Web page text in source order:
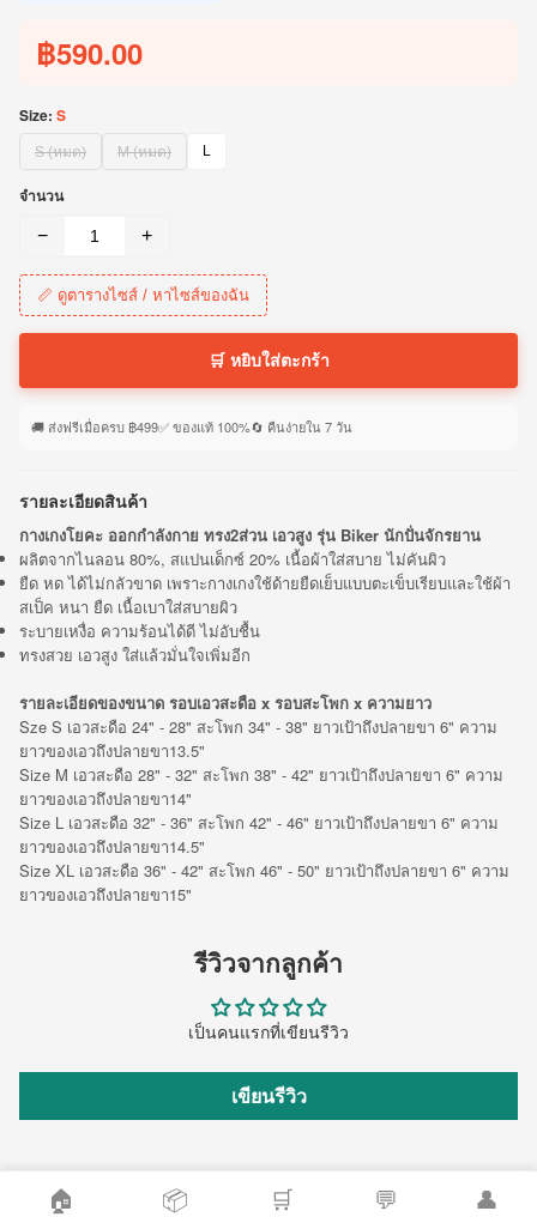
฿590.00
Size: S
S (หมด) M (หมด) L
จำนวน
− +
📏 ดูตารางไซส์ / หาไซส์ของฉัน
🛒 หยิบใส่ตะกร้า
🚚 ส่งฟรีเมื่อครบ ฿499✅ ของแท้ 100%🔄 คืนง่ายใน 7 วัน
รายละเอียดสินค้า
กางเกงโยคะ ออกกำลังกาย ทรง2ส่วน เอวสูง รุ่น Biker นักปั่นจักรยาน
ผลิตจากไนลอน 80%, สแปนเด็กซ์ 20% เนื้อผ้าใส่สบาย ไม่คันผิว
ยืด หด ได้ไม่กลัวขาด เพราะกางเกงใช้ด้ายยืดเย็บแบบตะเข็บเรียบและใช้ผ้า
สเป็ค หนา ยืด เนื้อเบาใส่สบายผิว
ระบายเหงื่อ ความร้อนได้ดี ไม่อับชื้น
ทรงสวย เอวสูง ใส่แล้วมั่นใจเพิ่มอีก
รายละเอียดของขนาด รอบเอวสะดือ x รอบสะโพก x ความยาว
Sze S เอวสะดือ 24" - 28" สะโพก 34" - 38" ยาวเป้าถึงปลายขา 6" ความ
ยาวของเอวถึงปลายขา13.5"
Size M เอวสะดือ 28" - 32" สะโพก 38" - 42" ยาวเป้าถึงปลายขา 6" ความ
ยาวของเอวถึงปลายขา14"
Size L เอวสะดือ 32" - 36" สะโพก 42" - 46" ยาวเป้าถึงปลายขา 6" ความ
ยาวของเอวถึงปลายขา14.5"
Size XL เอวสะดือ 36" - 42" สะโพก 46" - 50" ยาวเป้าถึงปลายขา 6" ความ
ยาวของเอวถึงปลายขา15"
รีวิวจากลูกค้า
เป็นคนแรกที่เขียนรีวิว
เขียนรีวิว
🏠 📦 🛒 💬 👤